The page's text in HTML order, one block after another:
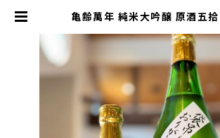
亀齢萬年 純米大吟醸 原酒五
造・広島県東広島市西条本町）
SE公式】福原酒店｜創業1928
島の日本酒・限定酒を全国